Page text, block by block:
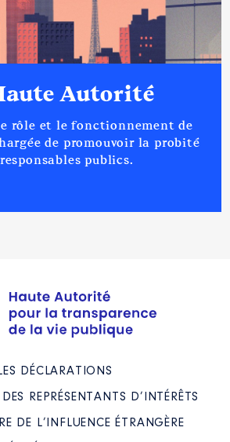
Autorité
rôle et le fonctionnement de
de promouvoir la probité
publics.
LES DÉCLARATIONS
REPRÉSENTANTS D’INTÉRÊTS
DE L’INFLUENCE ÉTRANGÈRE